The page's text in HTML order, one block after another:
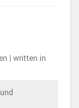
| written in